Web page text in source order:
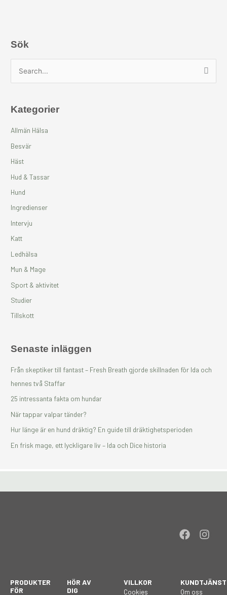
Sök
e
f
:
Kategorier
Allmän Hälsa
Besvär
Häst
Hud & Tassar
Hund
Ingredienser
Intervju
Katt
Ledhälsa
Mun & Mage
Sport & aktivitet
Studier
Tillskott
Senaste inläggen
Från skeptiker till fantast – Fresh Breath gjorde skillnaden för Ida och
hennes två Staffar
25 intressanta fakta om hundar
När tappar valpar tänder?
Hur länge är en hund dräktig? En guide till dräktighetsperioden
En frisk mage, ett lyckligare liv – Ida och Dice historia
F
a
o
I
n
g
PRODUKTER
FÖR
HÖR AV
DIG
VILLKOR
Cookies
KUNDTJÄNST
Om oss